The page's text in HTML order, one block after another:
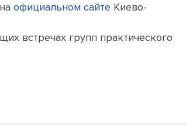
официальном сайте Киево-
встречах групп практического